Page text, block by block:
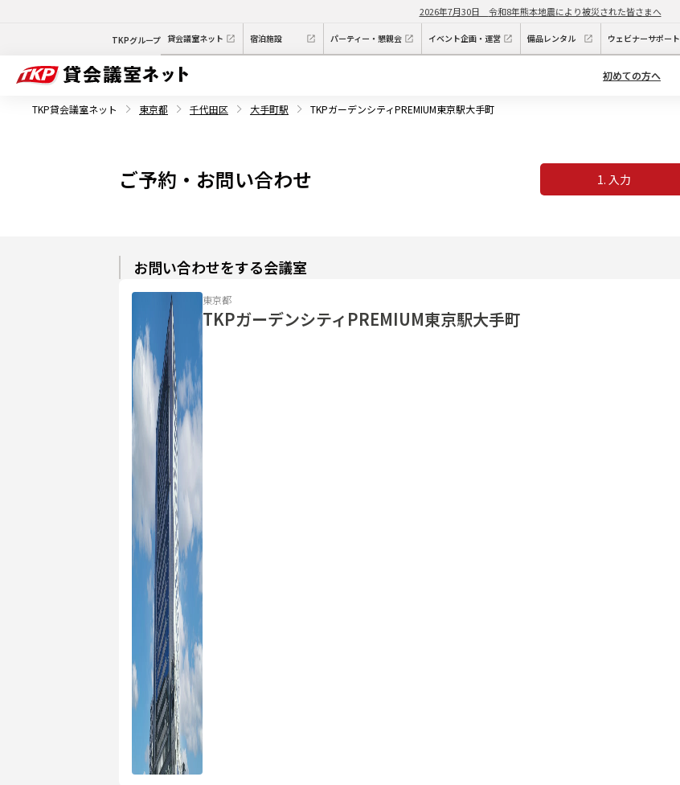
2026年7月30日 令和8年熊本地震により被災された皆さまへ
TKPグループ 貸会議室ネット 宿泊施設 パーティー・懇親会 イベント企画・運営 備品レンタル ウェビナーサポート
初めての方へ
TKP貸会議室ネット 東京都 千代田区 大手町駅 TKPガーデンシティPREMIUM東京駅大手町
ご予約・お問い合わせ 1. 入力
お問い合わせをする会議室
東京都
TKPガーデンシティPREMIUM東京駅大手町